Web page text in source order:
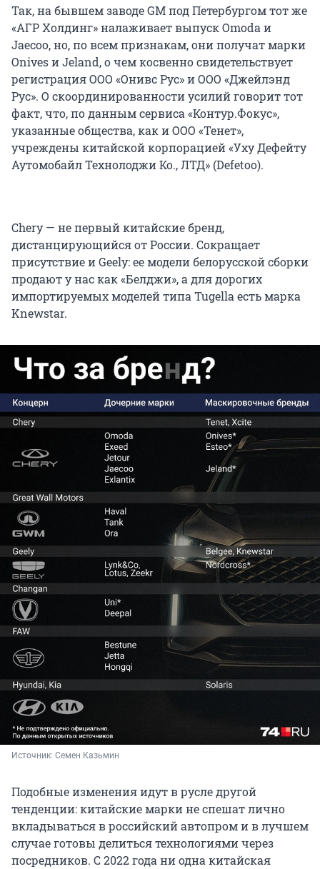
Так, на бывшем заводе GM под Петербургом тот же
«АГР Холдинг» налаживает выпуск Omoda и
Jaecoo, но, по всем признакам, они получат марки
Onives и Jeland, о чем косвенно свидетельствует
регистрация ООО «Онивс Рус» и ООО «Джейлэнд
Рус». О скоординированности усилий говорит тот
факт, что, по данным сервиса «Контур.Фокус»,
указанные общества, как и ООО «Тенет»,
учреждены китайской корпорацией «Уху Дефейту
Аутомобайл Технолоджи Ко., ЛТД» (Defetoo).
Chery — не первый китайские бренд,
дистанцирующийся от России. Сокращает
присутствие и Geely: ее модели белорусской сборки
продают у нас как «Белджи», а для дорогих
импортируемых моделей типа Tugella есть марка
Knewstar.
Источник: Семен Казьмин
Подобные изменения идут в русле другой
тенденции: китайские марки не спешат лично
вкладываться в российский автопром и в лучшем
случае готовы делиться технологиями через
посредников. С 2022 года ни одна китайская